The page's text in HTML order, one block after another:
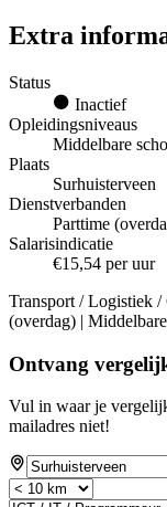
Extra
Status
Inactief
Opleidingsniveaus
Middelbare
Plaats
Surhuisterveen
Dienstverbanden
Parttime
Salarisindicatie
€15,54 per uur
Transport / Logistiek /
(overdag) |
Ontvang
Vul in waar je
mailadres niet!